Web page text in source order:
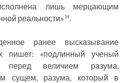
лишь мерцающим
реальности»14.
ранее высказывание
пишет: «подлинный ученый
величием разума,
сущем, разума, который в